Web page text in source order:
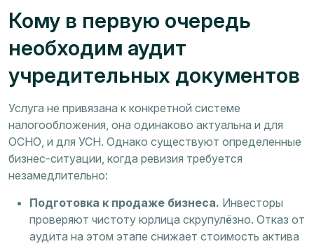
Кому в первую очередь
необходим аудит
учредительных документов
Услуга не привязана к конкретной системе
налогообложения, она одинаково актуальна и для
ОСНО, и для УСН. Однако существуют определенные
бизнес-ситуации, когда ревизия требуется
незамедлительно:
Подготовка к продаже бизнеса. Инвесторы
проверяют чистоту юрлица скрупулёзно. Отказ от
аудита на этом этапе снижает стоимость актива